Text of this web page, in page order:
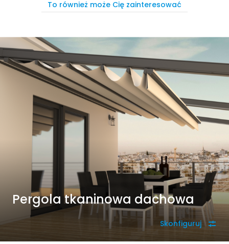
To również może Cię zainteresować
Pergola tkaninowa dachowa
Skonfiguruj